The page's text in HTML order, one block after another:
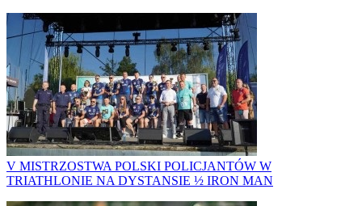
V MISTRZOSTWA POLSKI POLICJANTÓW W
TRIATHLONIE NA DYSTANSIE ½ IRON MAN